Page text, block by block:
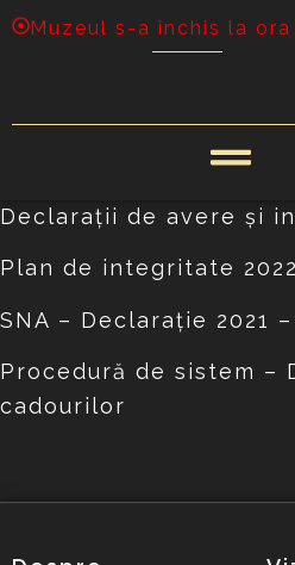
Muzeul s-a închis la ora
Declaraţii de avere şi
Plan de integritate 2022
SNA – Declarație 2021
Procedură de sistem –
cadourilor